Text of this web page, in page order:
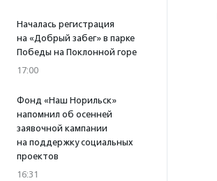
Началась регистрация
на «Добрый забег» в парке
Победы на Поклонной горе
17:00
Фонд «Наш Норильск»
напомнил об осенней
заявочной кампании
на поддержку социальных
проектов
16:31